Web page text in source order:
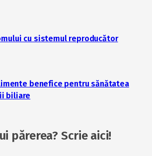
cu sistemul reproducător
benefice pentru sănătatea
biliare
părerea? Scrie aici!